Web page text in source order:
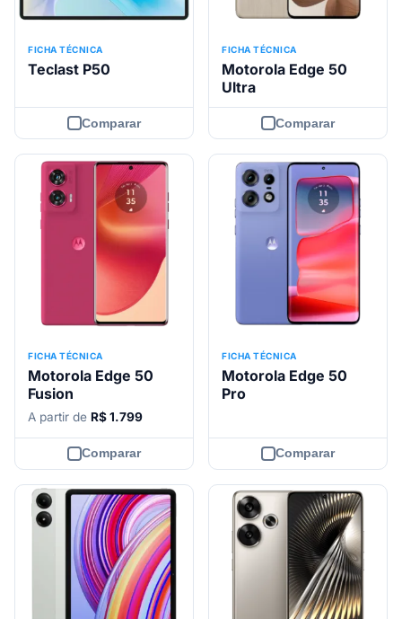
FICHA TÉCNICA
Teclast P50
Comparar
FICHA TÉCNICA
Motorola Edge 50
Ultra
Comparar
FICHA TÉCNICA
Motorola Edge 50
Fusion
A partir de R$ 1.799
Comparar
FICHA TÉCNICA
Motorola Edge 50
Pro
Comparar